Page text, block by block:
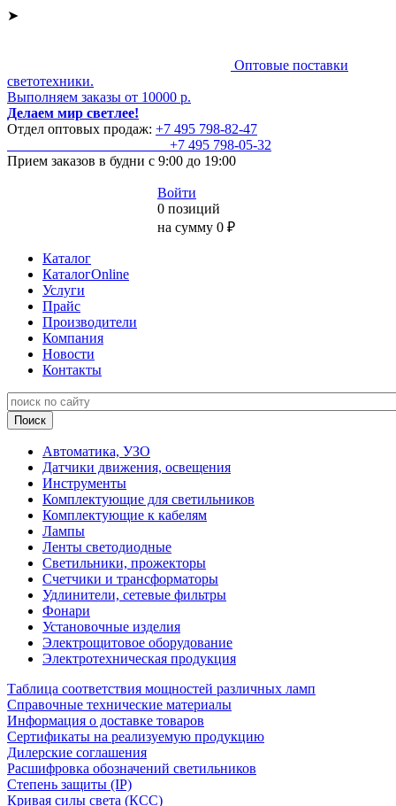
➤
Оптовые поставки
светотехники.
Выполняем заказы от 10000 р.
Делаем мир светлее!
Отдел оптовых продаж: +7 495 798-82-47
+7 495 798-05-32
Прием заказов в будни с 9:00 до 19:00
Войти
0 позиций
на сумму 0 ₽
Каталог
КаталогOnline
Услуги
Прайс
Производители
Компания
Новости
Контакты
Автоматика, УЗО
Датчики движения, освещения
Инструменты
Комплектующие для светильников
Комплектующие к кабелям
Лампы
Ленты светодиодные
Светильники, прожекторы
Счетчики и трансформаторы
Удлинители, сетевые фильтры
Фонари
Установочные изделия
Электрощитовое оборудование
Электротехническая продукция
Таблица соответствия мощностей различных ламп
Справочные технические материалы
Информация о доставке товаров
Сертификаты на реализуемую продукцию
Дилерские соглашения
Расшифровка обозначений светильников
Степень защиты (IP)
Кривая силы света (КСС)